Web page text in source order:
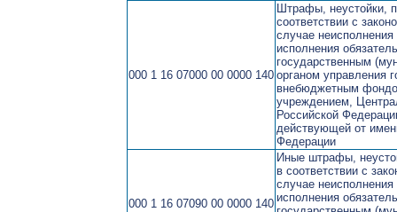
000 1 16 07000 00 0000 140
Штрафы, неустойки,
соответствии с
случае
исполнения
государственным
органом управления
внебюджетным
учреждением,
Российской
действующей от
Федерации
000 1 16 07090 00 0000 140
Иные штрафы,
в соответствии с
случае
исполнения